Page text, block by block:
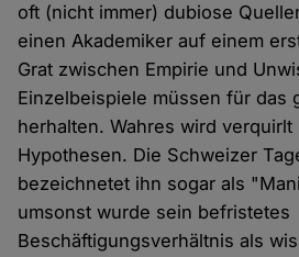
oft (nicht immer) dubiose
einen Akademiker auf einem
Grat zwischen Empirie und
Einzelbeispiele müssen für das
herhalten. Wahres wird verquirlt
Hypothesen. Die Schweizer
bezeichnetet ihn sogar als
umsonst wurde sein befristetes
Beschäftigungsverhältnis als